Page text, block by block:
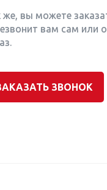
же, вы можете
вам сам или
ЗВОНОК